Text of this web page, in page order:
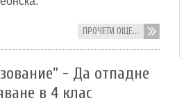
ПРОЧЕТИ ОЩЕ...
- Да отпадне
в 4 клас